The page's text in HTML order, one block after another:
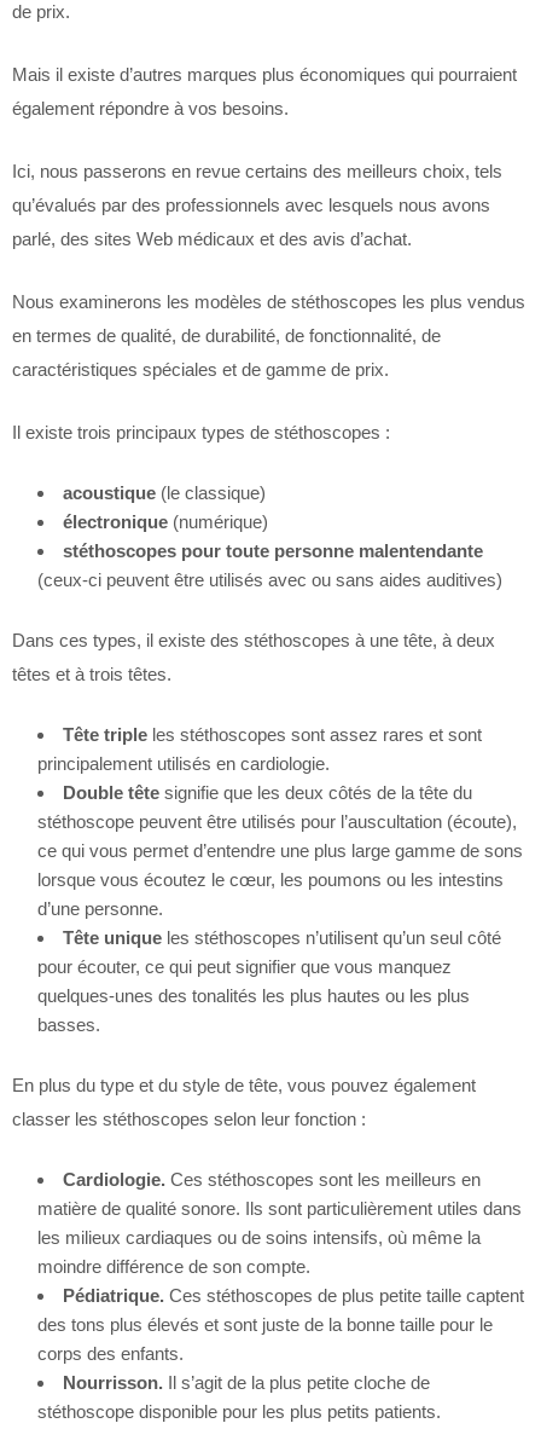
de prix.
Mais il existe d’autres marques plus économiques qui pourraient
également répondre à vos besoins.
Ici, nous passerons en revue certains des meilleurs choix, tels
qu’évalués par des professionnels avec lesquels nous avons
parlé, des sites Web médicaux et des avis d’achat.
Nous examinerons les modèles de stéthoscopes les plus vendus
en termes de qualité, de durabilité, de fonctionnalité, de
caractéristiques spéciales et de gamme de prix.
Il existe trois principaux types de stéthoscopes :
acoustique (le classique)
électronique (numérique)
stéthoscopes pour toute personne malentendante
(ceux-ci peuvent être utilisés avec ou sans aides auditives)
Dans ces types, il existe des stéthoscopes à une tête, à deux
têtes et à trois têtes.
Tête triple les stéthoscopes sont assez rares et sont
principalement utilisés en cardiologie.
Double tête signifie que les deux côtés de la tête du
stéthoscope peuvent être utilisés pour l’auscultation (écoute),
ce qui vous permet d’entendre une plus large gamme de sons
lorsque vous écoutez le cœur, les poumons ou les intestins
d’une personne.
Tête unique les stéthoscopes n’utilisent qu’un seul côté
pour écouter, ce qui peut signifier que vous manquez
quelques-unes des tonalités les plus hautes ou les plus
basses.
En plus du type et du style de tête, vous pouvez également
classer les stéthoscopes selon leur fonction :
Cardiologie. Ces stéthoscopes sont les meilleurs en
matière de qualité sonore. Ils sont particulièrement utiles dans
les milieux cardiaques ou de soins intensifs, où même la
moindre différence de son compte.
Pédiatrique. Ces stéthoscopes de plus petite taille captent
des tons plus élevés et sont juste de la bonne taille pour le
corps des enfants.
Nourrisson. Il s’agit de la plus petite cloche de
stéthoscope disponible pour les plus petits patients.